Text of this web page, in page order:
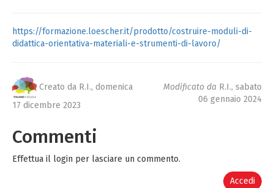
https://formazione.loescher.it/prodotto/costruire-moduli-di-
didattica-orientativa-materiali-e-strumenti-di-lavoro/
Creato da R.I., domenica
17 dicembre 2023
Modificato da R.I., sabato
06 gennaio 2024
Commenti
Effettua il login per lasciare un commento.
Accedi